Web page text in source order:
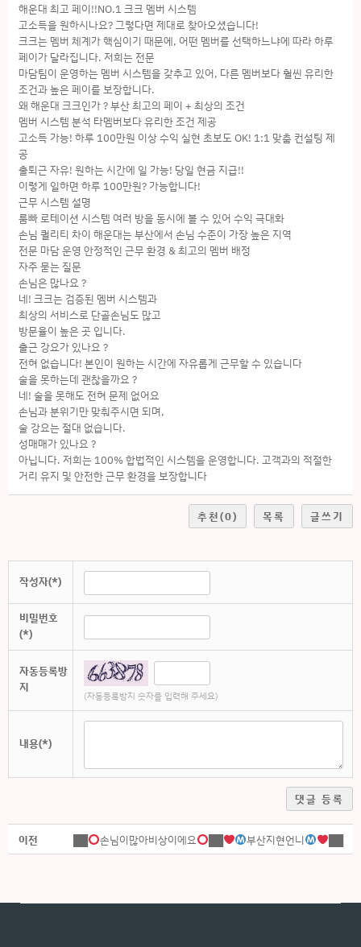
해운대 최고 페이!!NO.1 크크 멤버 시스템
고소득을 원하시나요? 그렇다면 제대로 찾아오셨습니다!
크크는 멤버 체계가 핵심이기 때문에, 어떤 멤버를 선택하느냐에 따라 하루
페이가 달라집니다. 저희는 전문
마담팀이 운영하는 멤버 시스템을 갖추고 있어, 다른 멤버보다 훨씬 유리한
조건과 높은 페이를 보장합니다.
왜 해운대 크크인가 ? 부산 최고의 페이 + 최상의 조건
멤버 시스템 분석 타멤버보다 유리한 조건 제공
고소득 가능! 하루 100만원 이상 수익 실현 초보도 OK! 1:1 맞춤 컨설팅 제
공
출퇴근 자유! 원하는 시간에 일 가능! 당일 현금 지급!!
이렇게 일하면 하루 100만원? 가능합니다!
근무 시스템 설명
룸빠 로테이션 시스템 여러 방을 동시에 볼 수 있어 수익 극대화
손님 퀄리티 차이 해운대는 부산에서 손님 수준이 가장 높은 지역
전문 마담 운영 안정적인 근무 환경 & 최고의 멤버 배정
자주 묻는 질문
손님은 많나요 ?
네! 크크는 검증된 멤버 시스템과
최상의 서비스로 단골손님도 많고
방문율이 높은 곳 입니다.
출근 강요가 있나요 ?
전혀 없습니다! 본인이 원하는 시간에 자유롭게 근무할 수 있습니다
술을 못하는데 괜찮을까요 ?
네! 술을 못해도 전혀 문제 없어요
손님과 분위기만 맞춰주시면 되며,
술 강요는 절대 없습니다.
성매매가 있나요 ?
아닙니다. 저희는 100% 합법적인 시스템을 운영합니다. 고객과의 적절한
거리 유지 및 안전한 근무 환경을 보장합니다
추천(0) 목록 글쓰기
작성자(*)
비밀번호
(*)
자동등록방
지
(자동등록방지 숫자를 입력해 주세요)
내용(*)
댓글 등록
이전 손님이많아비상이에요 부산지현언니